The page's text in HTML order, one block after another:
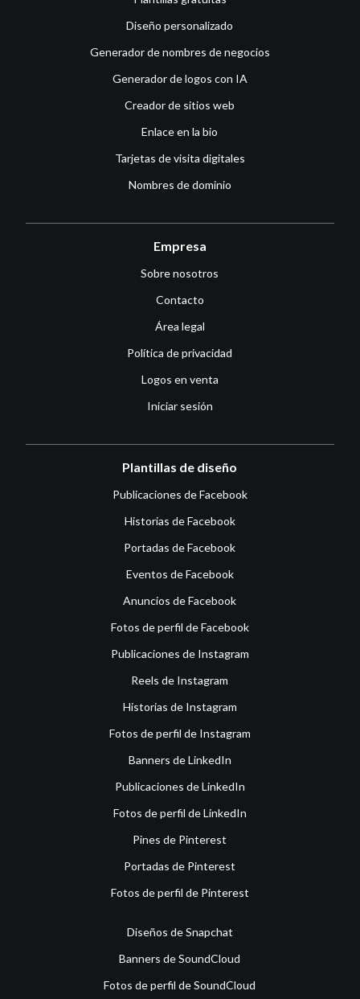
Diseño personalizado
Generador de nombres de negocios
Generador de logos con IA
Creador de sitios web
Enlace en la bio
Tarjetas de visita digitales
Nombres de dominio
Empresa
Sobre nosotros
Contacto
Área legal
Política de privacidad
Logos en venta
Iniciar sesión
Plantillas de diseño
Publicaciones de Facebook
Historias de Facebook
Portadas de Facebook
Eventos de Facebook
Anuncios de Facebook
Fotos de perfil de Facebook
Publicaciones de Instagram
Reels de Instagram
Historias de Instagram
Fotos de perfil de Instagram
Banners de LinkedIn
Publicaciones de LinkedIn
Fotos de perfil de LinkedIn
Pines de Pinterest
Portadas de Pinterest
Fotos de perfil de Pinterest
Diseños de Snapchat
Banners de SoundCloud
Fotos de perfil de SoundCloud